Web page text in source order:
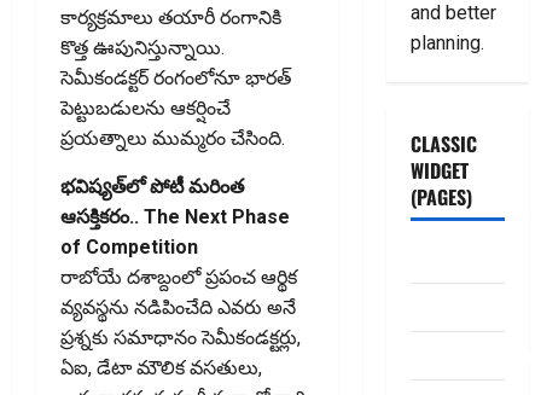
కార్యక్రమాలు తయారీ రంగానికి
కొత్త ఊపునిస్తున్నాయి.
సెమీకండక్టర్ రంగంలోనూ భారత్‌
పెట్టుబడులను ఆకర్షించే
ప్రయత్నాలు ముమ్మరం చేసింది.
భవిష్యత్‌లో పోటీ మరింత
ఆసక్తికరం.. The Next Phase
of Competition
రాబోయే దశాబ్దంలో ప్రపంచ ఆర్థిక
వ్యవస్థను నడిపించేది ఎవరు అనే
ప్రశ్నకు సమాధానం సెమీకండక్టర్లు,
ఏఐ, డేటా మౌలిక వసతులు,
and better
planning.
CLASSIC
WIDGET
(PAGES)